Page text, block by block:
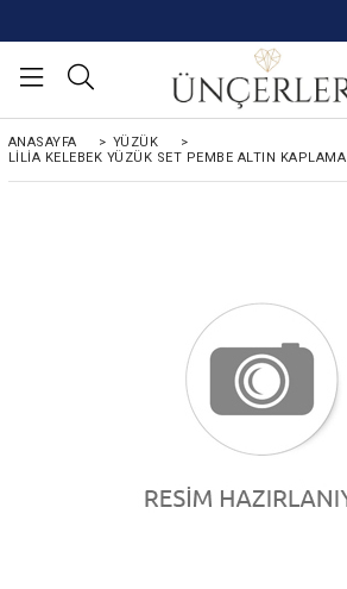
ANASAYFA > YÜZÜK
>
LILIA KELEBEK YÜZÜK SET PEMBE ALTIN KAPLAMA